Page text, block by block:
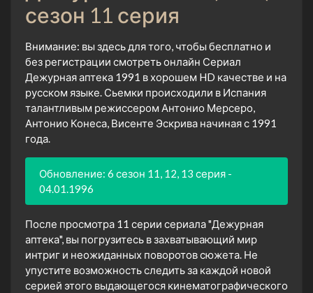
сезон 11 серия
Внимание: вы здесь для того, чтобы бесплатно и
без регистрации смотреть онлайн Сериал
Дежурная аптека 1991 в хорошем HD качестве и на
русском языке. Сьемки происходили в Испания
талантливым режиссером Антонио Мерсеро,
Антонио Конеса, Висенте Эскрива начиная с 1991
года.
Обновление: 6 сезон 11, 12, 13 серия -
04.01.1996
После просмотра 11 серии сериала "Дежурная
аптека", вы погрузитесь в захватывающий мир
интриг и неожиданных поворотов сюжета. Не
упустите возможность следить за каждой новой
серией этого выдающегося кинематографического